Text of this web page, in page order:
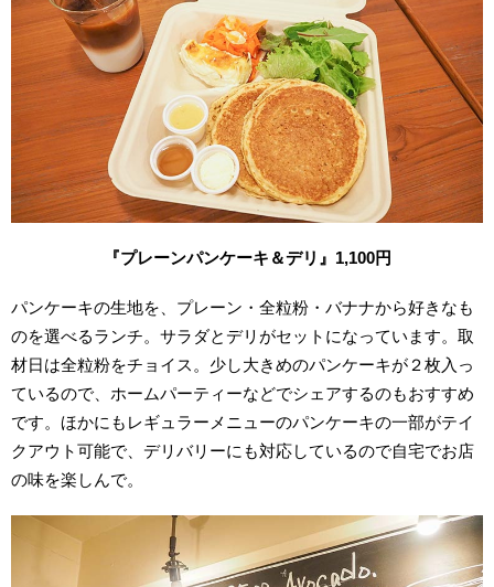
『プレーンパンケーキ＆デリ』1,100円
パンケーキの生地を、プレーン・全粒粉・バナナから好きなも
のを選べるランチ。サラダとデリがセットになっています。取
材日は全粒粉をチョイス。 少し大きめのパンケーキが ２枚入っ
ているので、ホームパーティーなどでシェアするのもおすすめ
です。ほかにもレギュラーメニューのパンケーキの一部がテイ
クアウト可能で、デリバリーにも対応しているので自宅でお店
の味を楽しんで。